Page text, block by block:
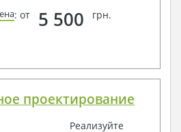
: от 5 500 грн.
проектирование
Реализуйте